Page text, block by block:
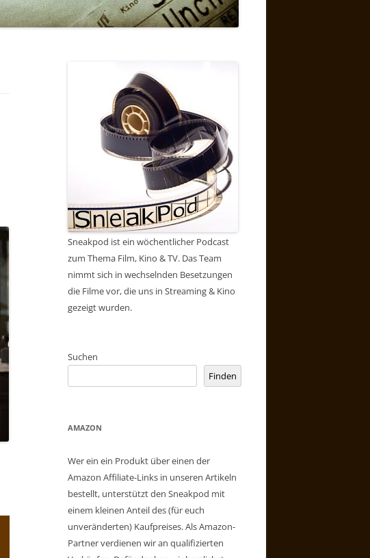
Sneakpod ist ein wöchentlicher Podcast
zum Thema Film, Kino & TV. Das Team
nimmt sich in wechselnden Besetzungen
die Filme vor, die uns in Streaming & Kino
gezeigt wurden.
Suchen
Finden
AMAZON
Wer ein ein Produkt über einen der
Amazon Affiliate-Links in unseren Artikeln
bestellt, unterstützt den Sneakpod mit
einem kleinen Anteil des (für euch
unveränderten) Kaufpreises. Als Amazon-
Partner verdienen wir an qualifizierten